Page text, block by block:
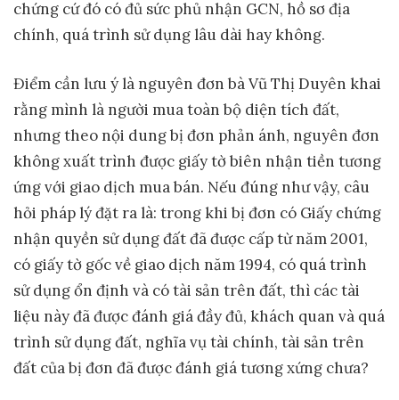
chứng cứ đó có đủ sức phủ nhận GCN, hồ sơ địa
chính, quá trình sử dụng lâu dài hay không.
Điểm cần lưu ý là nguyên đơn bà Vũ Thị Duyên khai
rằng mình là người mua toàn bộ diện tích đất,
nhưng theo nội dung bị đơn phản ánh, nguyên đơn
không xuất trình được giấy tờ biên nhận tiền tương
ứng với giao dịch mua bán. Nếu đúng như vậy, câu
hỏi pháp lý đặt ra là: trong khi bị đơn có Giấy chứng
nhận quyền sử dụng đất đã được cấp từ năm 2001,
có giấy tờ gốc về giao dịch năm 1994, có quá trình
sử dụng ổn định và có tài sản trên đất, thì các tài
liệu này đã được đánh giá đầy đủ, khách quan và quá
trình sử dụng đất, nghĩa vụ tài chính, tài sản trên
đất của bị đơn đã được đánh giá tương xứng chưa?